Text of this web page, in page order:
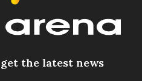
the latest news